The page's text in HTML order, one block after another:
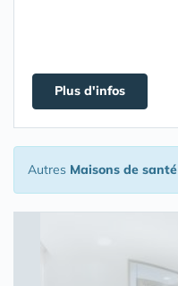
Plus d'infos
Autres Maisons de santé